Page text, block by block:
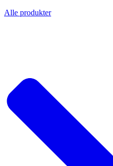
Alle produkter